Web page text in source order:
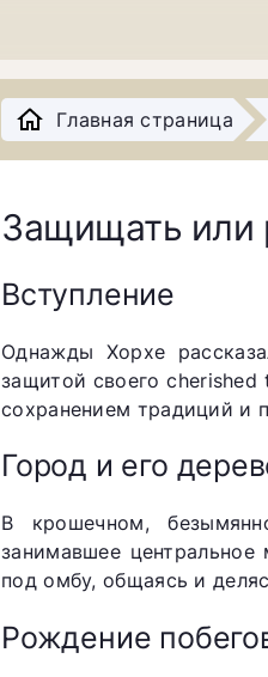
Главная страница
Защищать или
Вступление
Однажды Хорхе
защитой своего
сохранением традиций и
Город и его
В крошечном,
занимавшее
под омбу, общаясь и
Рождение